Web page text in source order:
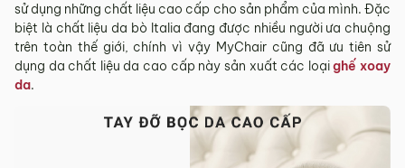
sử dụng những chất liệu cao cấp cho sản phẩm của mình. Đặc
biệt là chất liệu da bò Italia đang được nhiều người ưa chuộng
trên toàn thế giới, chính vì vậy MyChair cũng đã ưu tiên sử
dụng da chất liệu da cao cấp này sản xuất các loạighế xoay
da.